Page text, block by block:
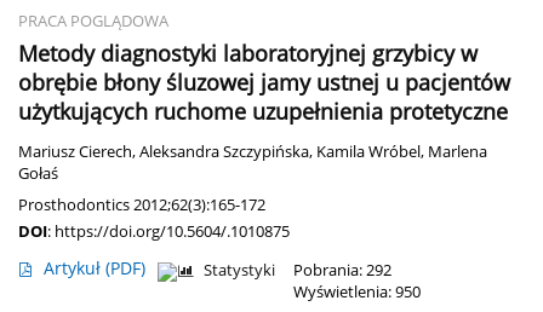
PRACA POGLĄDOWA
Metody diagnostyki laboratoryjnej grzybicy w
obrębie błony śluzowej jamy ustnej u pacjentów
użytkujących ruchome uzupełnienia protetyczne
Mariusz Cierech,Aleksandra Szczypińska, Kamila Wróbel, Marlena
Gołaś
Prosthodontics 2012;62(3):165-172
DOI: https://doi.org/10.5604/.1010875
Artykuł (PDF) Statystyki
Pobrania: 292
Wyświetlenia: 950